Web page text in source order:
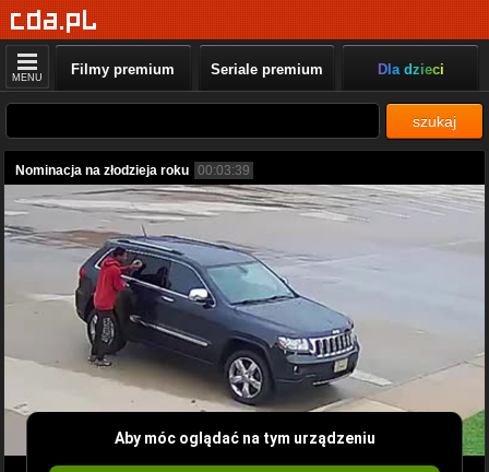
MENU Filmy premium Seriale premium Dla dzieci
szukaj
Nominacja na złodzieja roku 00:03:39
Aby móc oglądać na tym urządzeniu